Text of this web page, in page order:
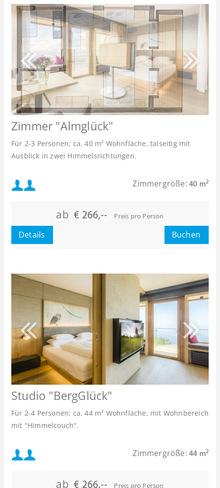
Zimmer "Almglück"
Für 2-3 Personen; ca. 40 m² Wohnfläche, talseitig mit
Ausblick in zwei Himmelsrichtungen.
Mindestbelegung:
Maximalbelegung:
oder
Zimmergröße: 40 m2
ab€ 266,-- Preis pro Person
Buchen
Details
Studio "BergGlück"
Für 2-4 Personen; ca. 44 m² Wohnfläche, mit Wohnbereich
mit "Himmelcouch".
Mindestbelegung:
Maximalbelegung:
Zimmergröße: 44 m2
ab€ 266,-- Preis pro Person